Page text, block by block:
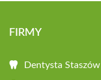
FIRMY
Dentysta Staszów